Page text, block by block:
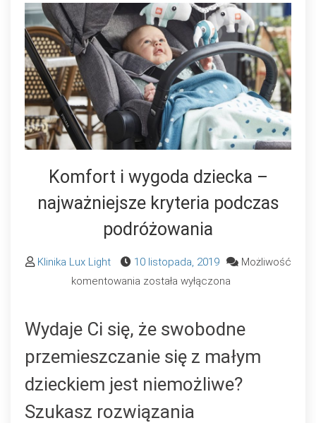
Komfort i wygoda dziecka –
najważniejsze kryteria podczas
podróżowania
Klinika Lux Light 10 listopada, 2019
Możliwość
komentowania Komfort
dziecka
–
najważniejsze
kryteria
podczas
została wyłączona
Wydaje Ci się, że swobodne
przemieszczanie się z małym
dzieckiem jest niemożliwe?
Szukasz rozwiązania